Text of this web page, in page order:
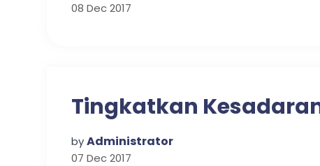
08 Dec 2017
Tingkatkan
byAdministrator
07 Dec 2017